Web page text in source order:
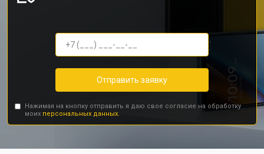
Отправить заявку
Нажимая на кнопку отправить я даю свое согласие на обработку
моих персональных данных.